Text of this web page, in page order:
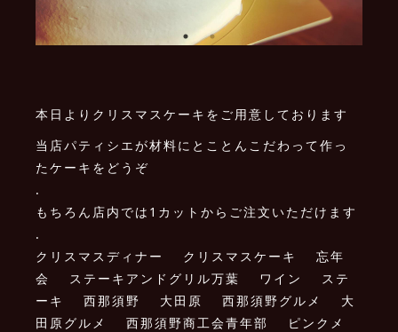
本日よりクリスマスケーキをご用意しております
当店パティシエが材料にとことんこだわって作っ
たケーキをどうぞ
.
もちろん店内では1カットからご注文いただけます
.
クリスマスディナー クリスマスケーキ 忘年
会 ステーキアンドグリル万葉 ワイン ステ
ーキ 西那須野 大田原 西那須野グルメ 大
田原グルメ 西那須野商工会青年部 ピンクメ